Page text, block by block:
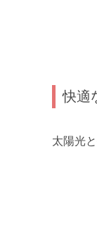
快適
太陽光